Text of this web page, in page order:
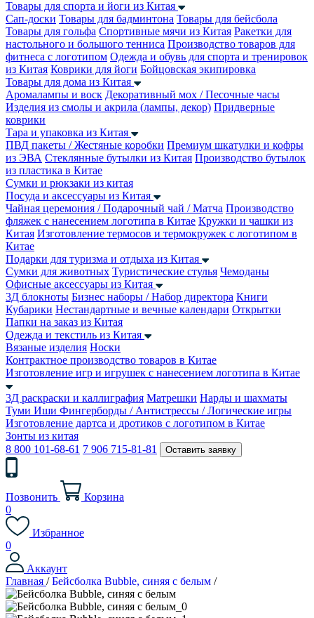
Товары для спорта и йоги из Китая
Сап-доски Товары для бадминтона Товары для бейсбола
Товары для гольфа Спортивные мячи из Китая Ракетки для
настольного и большого тенниса Производство товаров для
фитнеса с логотипом Одежда и обувь для спорта и тренировок
из Китая Коврики для йоги Бойцовская экипировка
Товары для дома из Китая
Аромалампы и воск Декоративный мох / Песочные часы
Изделия из смолы и акрила (лампы, декор) Придверные
коврики
Тара и упаковка из Китая
ПВД пакеты / Жестяные коробки Премиум шкатулки и кофры
из ЭВА Стеклянные бутылки из Китая Производство бутылок
из пластика в Китае
Сумки и рюкзаки из китая
Посуда и аксессуары из Китая
Чайная церемония / Подарочный чай / Матча Производство
фляжек с нанесением логотипа в Китае Кружки и чашки из
Китая Изготовление термосов и термокружек с логотипом в
Китае
Подарки для туризма и отдыха из Китая
Сумки для животных Туристические стулья Чемоданы
Офисные аксессуары из Китая
3Д блокноты Бизнес наборы / Набор директора Книги
Кубарики Нестандартные и вечные календари Открытки
Папки на заказ из Китая
Одежда и текстиль из Китая
Вязаные изделия Носки
Контрактное производство товаров в Китае
Изготовление игр и игрушек с нанесением логотипа в Китае
3Д раскраски и каллиграфия Матрешки Нарды и шахматы
Туми Иши Фингерборды / Антистрессы / Логические игры
Изготовление дартса и дротиков с логотипом в Китае
Зонты из китая
8 800 101-68-61 7 906 715-81-81 Оставить заявку
Позвонить
Корзина
0
Избранное
0
Аккаунт
Главная / Бейсболка Bubble, синяя с белым /